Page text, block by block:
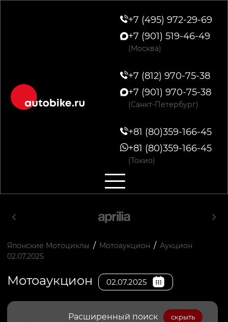
+7 (495) 972-29-69
+7 (901) 519-46-49
(Москва)
+7 (812) 970-75-38
+7 (901) 970-75-38
(Санкт-Петербург)
+81 (80)359-166-45
+81 (80)359-166-45
(Токио)
Японские Мотоциклы / Мотоаукцион / Аукцион
02.07.2025
Мотоаукцион 02.07.2025
Расширенный поиск скрыть